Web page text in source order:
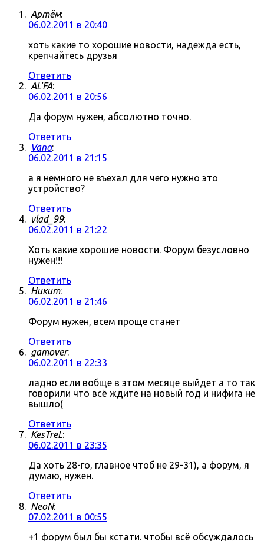
Артём:
06.02.2011 в 20:40
хоть какие то хорошие новости, надежда есть,
крепчайтесь друзья
Ответить
AL'FA:
06.02.2011 в 20:56
Да форум нужен, абсолютно точно.
Ответить
Vano:
06.02.2011 в 21:15
а я немного не въехал для чего нужно это
устройство?
Ответить
vlad_99:
06.02.2011 в 21:22
Хоть какие хорошие новости. Форум безусловно
нужен!!!
Ответить
Никит:
06.02.2011 в 21:46
Форум нужен, всем проще станет
Ответить
gamover:
06.02.2011 в 22:33
ладно если вобще в этом месяце выйдет а то так
говорили что всё ждите на новый год и нифига не
вышло(
Ответить
KesTreL:
06.02.2011 в 23:35
Да хоть 28-го, главное чтоб не 29-31), а форум, я
думаю, нужен.
Ответить
NeoN:
07.02.2011 в 00:55
+1 форум был бы кстати. чтобы всё обсуждалось